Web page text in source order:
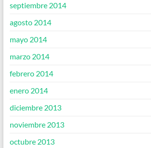
septiembre 2014
agosto 2014
mayo 2014
marzo 2014
febrero 2014
enero 2014
diciembre 2013
noviembre 2013
octubre 2013